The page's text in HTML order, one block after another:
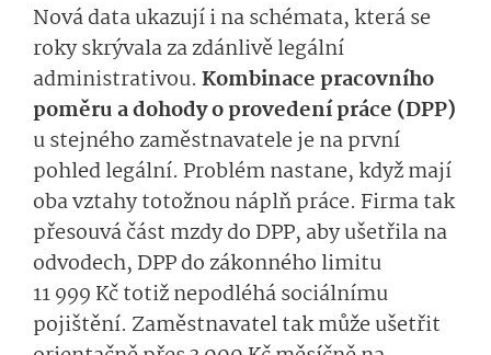
Nová data ukazují i na schémata, která se
roky skrývala za zdánlivě legální
administrativou. Kombinace pracovního
poměru a dohody o provedení práce (DPP)
u stejného zaměstnavatele je na první
pohled legální. Problém nastane, když mají
oba vztahy totožnou náplň práce. Firma tak
přesouvá část mzdy do DPP, aby ušetřila na
odvodech, DPP do zákonného limitu
11 999 Kč totiž nepodléhá sociálnímu
pojištění. Zaměstnavatel tak může ušetřit